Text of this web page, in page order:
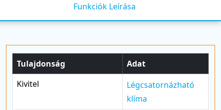
Funkciók Leírása
Tulajdonság
Adat
Kivitel
Légcsatornázható
klíma